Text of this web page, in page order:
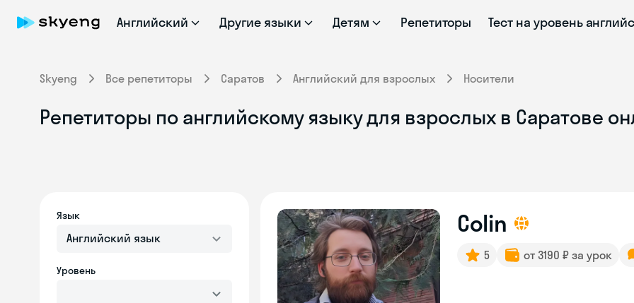
Английский Другие языки Детям Репетиторы Тест на уровень
Skyeng Все репетиторы Саратов Английский для взрослых Носители
Репетиторы по английскому языку для взрослых в Саратове
Язык
Английский язык
Уровень
Colin
5 от 3190 ₽ за урок